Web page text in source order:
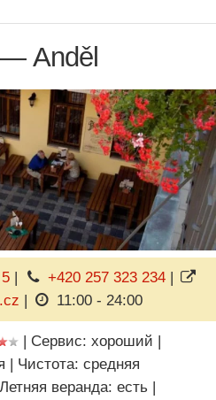
Anděl
| +420 257 323 234|
| 11:00 - 24:00
| Сервис: хороший |
| Чистота: средняя
Летняя веранда: есть |